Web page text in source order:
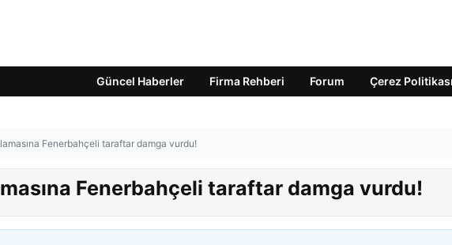
Güncel Haberler Firma Rehberi Forum Çerez Politikası
Fenerbahçeli taraftar damga vurdu!
Fenerbahçeli taraftar damga vurdu!